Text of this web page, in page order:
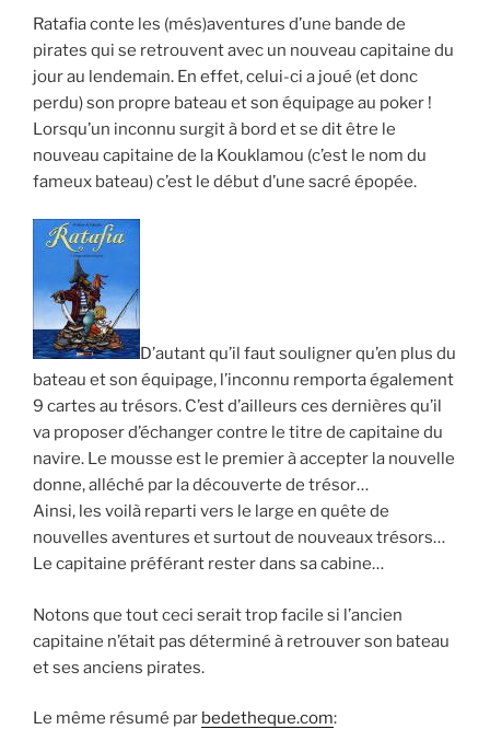
Ratafia conte les (més)aventures d’une bande de
pirates qui se retrouvent avec un nouveau capitaine du
jour au lendemain. En effet, celui-ci a joué (et donc
perdu) son propre bateau et son équipage au poker !
Lorsqu’un inconnu surgit à bord et se dit être le
nouveau capitaine de la Kouklamou (c’est le nom du
fameux bateau) c’est le début d’une sacré épopée.
D’autant qu’il faut souligner qu’en plus du
bateau et son équipage, l’inconnu remporta également
9 cartes au trésors. C’est d’ailleurs ces dernières qu’il
va proposer d’échanger contre le titre de capitaine du
navire. Le mousse est le premier à accepter la nouvelle
donne, alléché par la découverte de trésor…
Ainsi, les voilà reparti vers le large en quête de
nouvelles aventures et surtout de nouveaux trésors…
Le capitaine préférant rester dans sa cabine…
Notons que tout ceci serait trop facile si l’ancien
capitaine n’était pas déterminé à retrouver son bateau
et ses anciens pirates.
Le même résumé par bedetheque.com: